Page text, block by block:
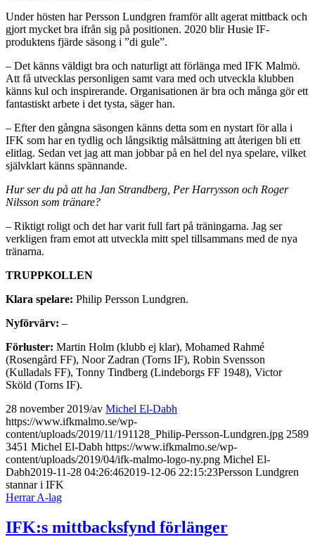
Under hösten har Persson Lundgren framför allt agerat mittback och
gjort mycket bra ifrån sig på positionen. 2020 blir Husie IF-
produktens fjärde säsong i ”di gule”.
– Det känns väldigt bra och naturligt att förlänga med IFK Malmö.
Att få utvecklas personligen samt vara med och utveckla klubben
känns kul och inspirerande. Organisationen är bra och många gör ett
fantastiskt arbete i det tysta, säger han.
– Efter den gångna säsongen känns detta som en nystart för alla i
IFK som har en tydlig och långsiktig målsättning att återigen bli ett
elitlag. Sedan vet jag att man jobbar på en hel del nya spelare, vilket
självklart känns spännande.
Hur ser du på att ha Jan Strandberg, Per Harrysson och Roger
Nilsson som tränare?
– Riktigt roligt och det har varit full fart på träningarna. Jag ser
verkligen fram emot att utveckla mitt spel tillsammans med de nya
tränarna.
TRUPPKOLLEN
Klara spelare: Philip Persson Lundgren.
Nyförvärv: –
Förluster: Martin Holm (klubb ej klar), Mohamed Rahmé
(Rosengård FF), Noor Zadran (Torns IF), Robin Svensson
(Kulladals FF), Tonny Tindberg (Lindeborgs FF 1948), Victor
Sköld (Torns IF).
28 november 2019/av Michel El-Dabh
https://www.ifkmalmo.se/wp-
content/uploads/2019/11/191128_Philip-Persson-Lundgren.jpg 2589
3451 Michel El-Dabh https://www.ifkmalmo.se/wp-
content/uploads/2019/04/ifk-malmo-logo-ny.png Michel El-
Dabh2019-11-28 04:26:462019-12-06 22:15:23Persson Lundgren
stannar i IFK
Herrar A-lag
IFK:s mittbacksfynd förlänger